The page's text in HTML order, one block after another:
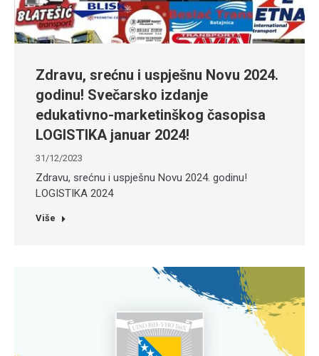
Zdravu, srećnu i uspješnu Novu 2024.
godinu! Svečarsko izdanje
edukativno-marketinškog časopisa
LOGISTIKA januar 2024!
31/12/2023
Zdravu, srećnu i uspješnu Novu 2024. godinu!
LOGISTIKA 2024
Više